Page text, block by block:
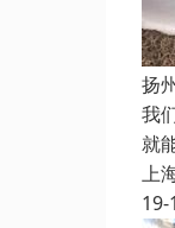
扬
我
就
上
19-